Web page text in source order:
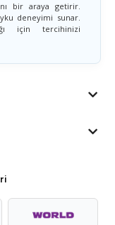
bir araya getirir.
deneyimi sunar.
için tercihinizi